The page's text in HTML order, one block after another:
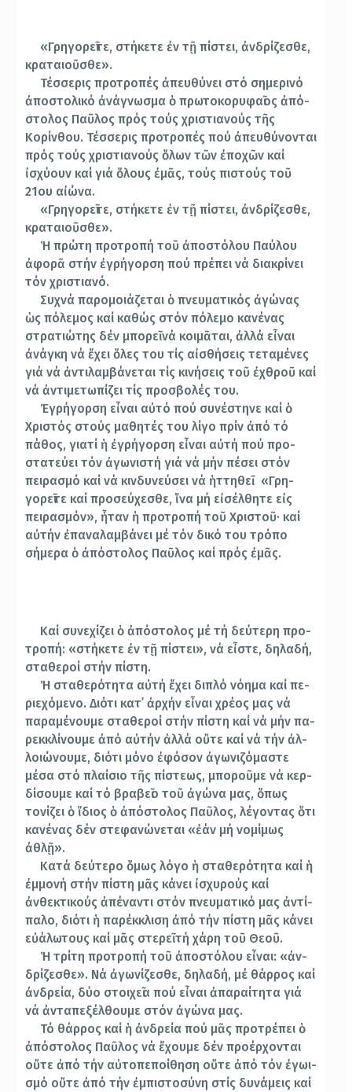
«Γρηγορεῖτε, στήκετε ἐν τῇ πίστει, ἀνδρί­ζε­σθε,
κρα­ται­­οῦσθε».
Τέσσερις προτροπές ἀπευ­­θύνει στό σημερι­νό
ἀπο­στολικό ἀνά­γνω­­σμα ὁ πρωτοκορυ­φαῖος ἀπό­
στο­λος Παῦ­λος πρός τούς χρι­στια­νούς τῆς
Κορίνθου. Τέσ­σερις προτροπές πού ἀπευ­­θύνονται
πρός τούς χρι­στιανούς ὅλων τῶν ἐπο­χῶν καί
ἰσχύ­ουν καί γιά ὅλους ἐμᾶς, τούς πιστούς τοῦ
21ου αἰώνα.
«Γρηγορεῖτε, στήκετε ἐν τῇ πίστει, ἀνδρίζε­σθε,
κρα­ται­οῦσθε».
Ἡ πρώτη προτροπή τοῦ ἀποστόλου Παύλου
ἀφορᾶ στήν ἐγρήγορση πού πρέπει νά διακρίνει
τόν χριστιανό.
­Συχνά παρομοιάζεται ὁ πνευματικός ἀγώνας
ὡς πόλεμος καί καθώς στόν πό­λεμο κανένας
στρατιώ­της δέν μπορεῖ νά κοιμᾶ­ται, ἀλλά εἶναι
ἀνάγκη νά ἔχει ὅλες του τίς αἰσθήσεις τε­τα­μένες
γιά νά ἀντι­λαμ­­βά­νεται τίς κινήσεις τοῦ ἐχθροῦ καί
νά ἀντι­με­τωπίζει τίς προσβο­λές του.
Ἐγρήγορση εἶναι αὐτό πού συνέστηνε καί ὁ
Χρι­στός στούς μαθητές του λί­γο πρίν ἀπό τό
πάθος, γιατί ἡ ἐγρή­γορ­ση εἶναι αὐτή πού προ­
στατεύει τόν ἀγω­νιστή γιά νά μήν πέσει στόν
πειρασμό καί νά κιν­δυ­νεύσει νά ἡττηθεῖ. «Γρη­­
γορεῖτε καί προ­σεύ­χεσθε, ἵνα μή εἰσέλ­θητε εἰς
πει­ρασμόν», ἦταν ἡ προτροπή τοῦ Χριστοῦ· καί
αὐτήν ἐπα­ναλαμβάνει μέ τόν δικό του τρόπο
σήμερα ὁ ἀπό­στολος Παῦλος καί πρός ἐμᾶς.
Καί συνεχίζει ὁ ἀπό­στο­λος μέ τή δεύτερη προ­
τρο­πή: «στήκετε ἐν τῇ πίστει», νά εἶστε, δηλαδή,
σταθεροί στήν πίστη.
Ἡ σταθερότητα αὐτή ἔχει διπλό νόημα καί πε­­
ριε­χό­μενο. Διότι κατ᾽ ἀρχήν εἶ­ναι χρέος μας νά
παραμένουμε στα­θε­ροί στήν πί­­στη καί νά μήν πα­
ρεκ­­κλί­νουμε ἀπό αὐ­τήν ἀλ­λά οὔτε καί νά τήν ἀλ­
λοιώ­νου­με, διότι μό­νο ἐφό­­σον ἀγωνιζό­μα­στε
μέσα στό πλαίσιο τῆς πίστεως, μπο­ροῦμε νά κερ­­
δίσου­με καί τό βραβεῖο τοῦ ἀγώνα μας, ὅπως
τονίζει ὁ ἴδιος ὁ ἀπό­στολος Παῦ­λος, λέγο­ντας ὅτι
κανέ­νας δέν στεφανώνεται «ἐάν μή νομίμως
ἀθλῇ».
Κατά δεύτερο ὅμως λόγο ἡ σταθε­ρότητα καί ἡ
ἐμμονή στήν πίστη μᾶς κάνει ἰσχυρούς καί
ἀνθεκτικούς ἀπέναντι στόν πνευματικό μας ἀντί­
παλο, διότι ἡ πα­ρέκ­κλιση ἀπό τήν πίστη μᾶς κάνει
εὐάλωτους καί μᾶς στε­ρεῖ τή χάρη τοῦ Θεοῦ.
Ἡ τρίτη προτροπή τοῦ ἀπο­στόλου εἶναι: «ἀν­
δρί­­ζεσθε». Νά ἀγωνί­ζε­σθε, δη­λαδή, μέ θάρ­ρος καί
ἀν­δρεία, δύο στοι­χεῖα πού εἶναι ἀπα­ραί­τητα γιά
νά ἀντα­πε­ξέλ­θου­με στόν ἀγώνα μας.
Τό θάρρος καί ἡ ἀν­δρεία πού μᾶς προ­τρέ­πει ὁ
ἀπό­στολος Παῦ­λος νά ἔχουμε δέν προ­έρχονται
οὔτε ἀπό τήν αὐτο­πεποίθηση οὔτε ἀπό τόν ἐγωι­
σμό οὔτε ἀπό τήν ἐμπι­­στοσύνη στίς δυνάμεις καί